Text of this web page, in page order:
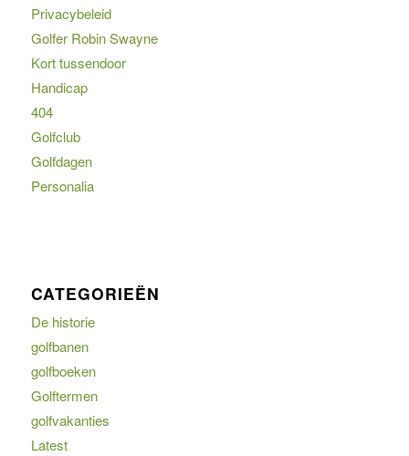
Privacybeleid
Golfer Robin Swayne
Kort tussendoor
Handicap
404
Golfclub
Golfdagen
Personalia
CATEGORIEËN
De historie
golfbanen
golfboeken
Golftermen
golfvakanties
Latest